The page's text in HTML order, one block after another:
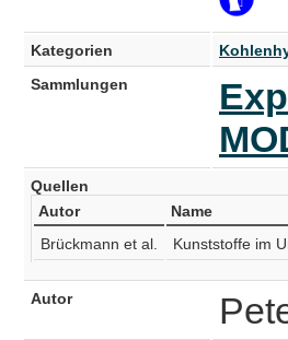
Kategorien
Sammlungen
Quellen
Autor
Name
Brückmann et al.
Kunststoffe im
Autor